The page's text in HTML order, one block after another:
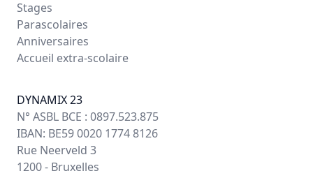
Stages
Parascolaires
Anniversaires
Accueil extra-scolaire
DYNAMIX 23
N° ASBL BCE : 0897.523.875
IBAN: BE59 0020 1774 8126
Rue Neerveld 3
1200 - Bruxelles